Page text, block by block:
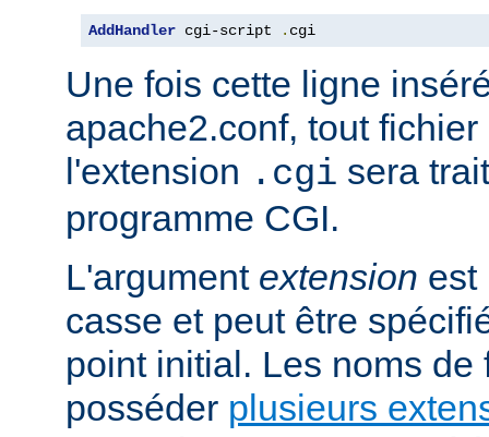
AddHandler cgi-script . cgi
Une fois cette ligne
apache2.conf, tout
l'extension .cgi sera
programme CGI.
L'argument extension est
casse et peut être
point initial. Les noms de
posséder plusieurs